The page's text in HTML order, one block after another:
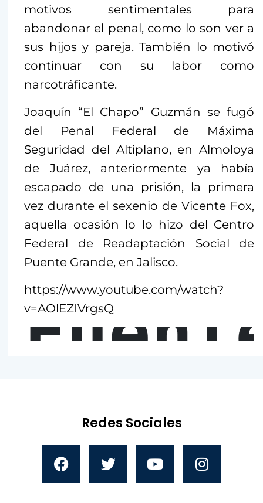
motivos sentimentales para
abandonar el penal, como lo son ver a
sus hijos y pareja. También lo motivó
continuar con su labor como
narcotráficante.
Joaquín “El Chapo” Guzmán se fugó
del Penal Federal de Máxima
Seguridad del Altiplano, en Almoloya
de Juárez, anteriormente ya había
escapado de una prisión, la primera
vez durante el sexenio de Vicente Fox,
aquella ocasión lo lo hizo del Centro
Federal de Readaptación Social de
Puente Grande, en Jalisco.
https://www.youtube.com/watch?
v=AOlEZIVrgsQ
Redes Sociales